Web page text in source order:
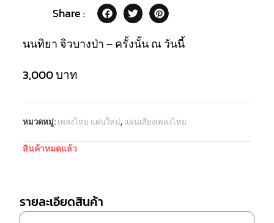
Share :
นนทิยา จิวบางป่า – ครั้งนั้น ณ วันนี้
3,000บาท
หมวดหมู่: เพลงไทย แผ่นใหม่, แผ่นเสียงเพลงไทย
สินค้าหมดแล้ว
รายละเอียดสินค้า